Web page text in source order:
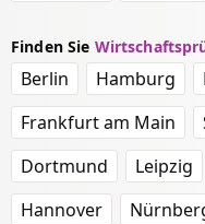
Finden Sie
Berlin Hamburg
Frankfurt am Main
Dortmund
Leipzig
Hannover